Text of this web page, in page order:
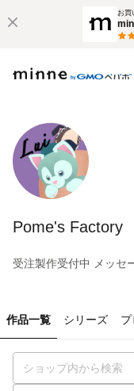
お買
Pome's Factory
受注製作受付中 メッセ
作品一覧 シリーズ